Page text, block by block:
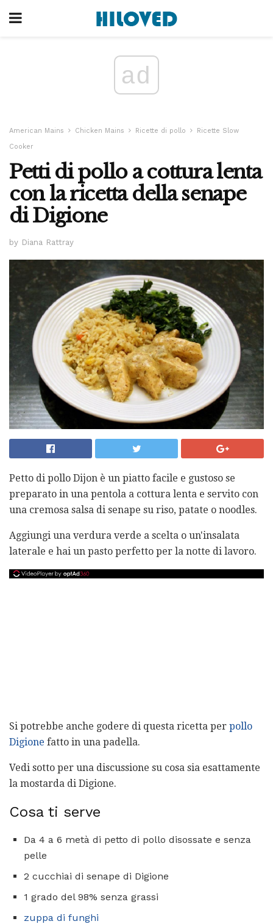
ad
American Mains Chicken Mains Ricette di pollo
Ricette Slow
Cooker
Petti di pollo a cottura lenta
con la ricetta della senape
di Digione
by Diana Rattray
Petto di pollo Dijon è un piatto facile e gustoso se
preparato in una pentola a cottura lenta e servito con
una cremosa salsa di senape su riso, patate o noodles.
Aggiungi una verdura verde a scelta o un'insalata
laterale e hai un pasto perfetto per la notte di lavoro.
Si potrebbe anche godere di questa ricetta per pollo
Digione fatto in una padella.
Vedi sotto per una discussione su cosa sia esattamente
la mostarda di Digione.
Cosa ti serve
Da 4 a 6 metà di petto di pollo disossate e senza
pelle
2 cucchiai di senape di Digione
1 grado del 98% senza grassi
zuppa di funghi